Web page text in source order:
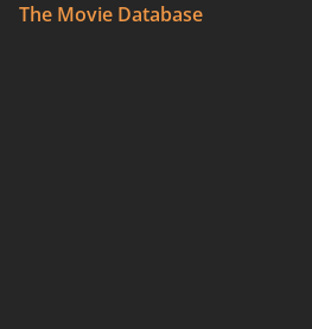
The Movie Database